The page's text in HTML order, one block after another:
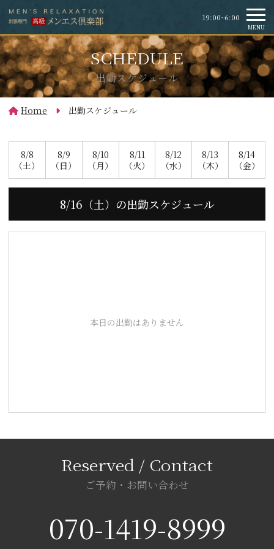
19:00~6:00
MENU
出勤スケジュール
Home 出勤スケジュール
8/8
（土）
8/9
（日）
8/10
（月）
8/11
（火）
8/12
（水）
8/13
（木）
8/14
（金）
8/16（土）の出勤スケジュール
本日の出勤はありません
ご予約・お問い合わせ
070-1419-8999